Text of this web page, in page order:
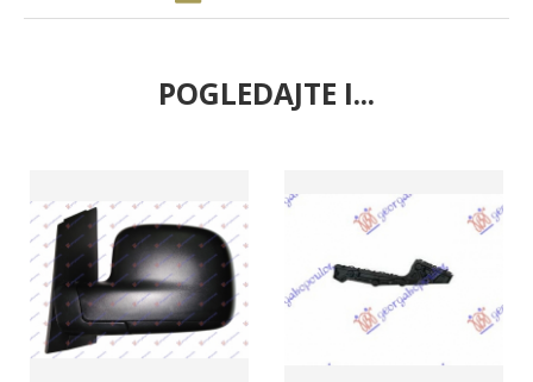
POGLEDAJTE I...